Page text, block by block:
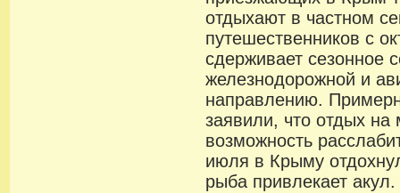
отдыхают в частном
путешественников с
сдерживает сезонное
железнодорожной и
направлению.
заявили, что отдых
возможность
июля в Крыму
рыба привлекает акул.